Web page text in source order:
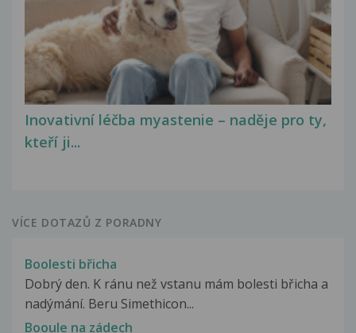
Inovativní léčba myastenie – naděje pro ty,
kteří ji...
VÍCE DOTAZŮ Z PORADNY
Boolesti břicha
Dobrý den. K ránu než vstanu mám bolesti břicha a
nadýmání. Beru Simethicon...
Booule na zádech